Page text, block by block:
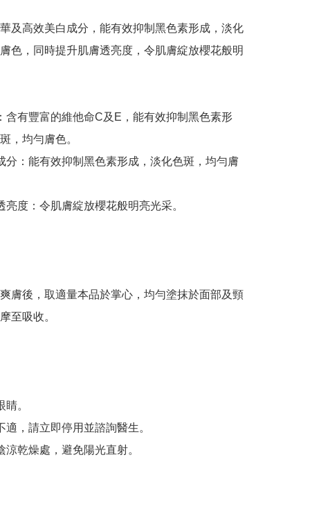
及高效美白成分，能有效抑制黑色素形成，淡化
色，同時提升肌膚透亮度，令肌膚綻放櫻花般明
含有豐富的維他命C及E，能有效抑制黑色素形
，均勻膚色。
分：能有效抑制黑色素形成，淡化色斑，均勻膚
亮度：令肌膚綻放櫻花般明亮光采。
膚後，取適量本品於掌心，均勻塗抹於面部及頸
至吸收。
。
適，請立即停用並諮詢醫生。
涼乾燥處，避免陽光直射。